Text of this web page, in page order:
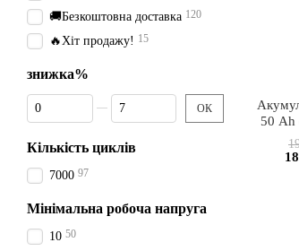
50 Ah
🚚Безкоштовна доставка 120
🔥Хіт продажу! 15
знижка%
Від знижка%
До знижка%
ОК
Кількість циклів
7000 97
Мінімальна робоча напруга
10 50